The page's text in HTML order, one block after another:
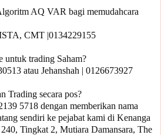
AQ VAR bagi memudahcara
CMT |0134229155
untuk trading Saham?
atau Jehanshah | 0126673927
Trading secara pos?
5718 dengan memberikan nama
sendiri ke pejabat kami di Kenanga
Tingkat 2, Mutiara Damansara, The